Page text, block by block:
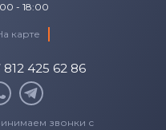
- 18:00
карте
812 425 62 86
звонки с